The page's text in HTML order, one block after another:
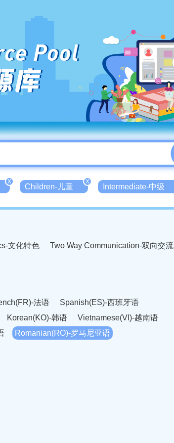
Pool
库
X
Children-儿童
X
Intermediate-中级
文化特色 Two Way Communication-双向交流
法语
Spanish(ES)-西班牙语
Korean(KO)-韩语
Vietnamese(VI)-越南语
Romanian(RO)-罗马尼亚语